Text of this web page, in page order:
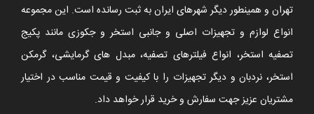
تهران و همینطور دیگر شهرهای ایران به ثبت رسانده است. این مجموعه
انواع لوازم و تجهیزات اصلی و جانبی استخر و جکوزی مانند پکیج
تصفیه استخر، انواع فیلترهای تصفیه، مبدل های گرمایشی، گرمکن
استخر، نردبان و دیگر تجهیزات را با کیفیت و قیمت مناسب در اختیار
مشتریان عزیز جهت سفارش و خرید قرار خواهد داد.